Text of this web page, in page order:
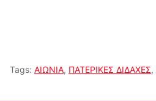
Tags: ΑΙΩΝΙΑ, ΠΑΤΕΡΙΚΕΣ ΔΙΔΑΧΕΣ,